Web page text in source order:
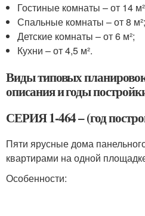
Гостиные комнаты – от 14
Спальные комнаты – от 8 м²;
Детские комнаты – от 6 м²;
Кухни – от 4,5 м².
Виды типовых
описания и годы
СЕРИЯ 1-464 – (год
Пяти ярусные дома
квартирами на одной
Особенности: